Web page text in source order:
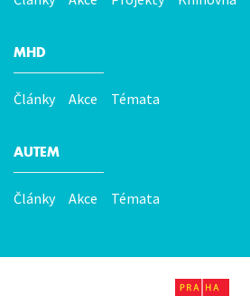
MHD
Články Akce Témata
AUTEM
Články Akce Témata